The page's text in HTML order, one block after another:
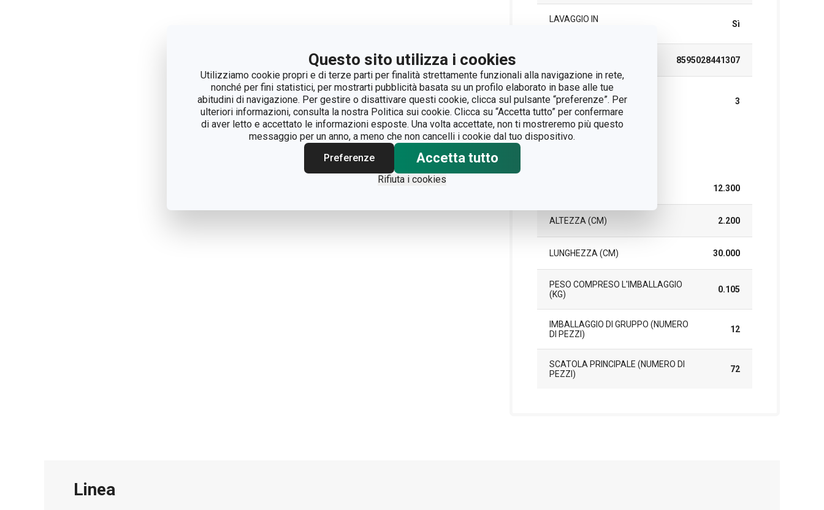
Questo sito utilizza i cookies
Utilizziamo cookie propri e di terze parti per finalità strettamente funzionali alla navigazione in rete,
nonché per fini statistici, per mostrarti pubblicità basata su un profilo elaborato in base alle tue
abitudini di navigazione. Per gestire o disattivare questi cookie, clicca sul pulsante “preferenze”. Per
ulteriori informazioni, consulta la nostra Politica sui cookie. Clicca su “Accetta tutto” per confermare
di aver letto e accettato le informazioni esposte. Una volta accettate, non ti mostreremo più questo
messaggio per un anno, a meno che non cancelli i cookie dal tuo dispositivo.
Preferenze
Accetta tutto
Rifiuta i cookies
LAVAGGIO IN
Sì
8595028441307
DURATA DELLA
GARANZIA (IN
ANNI)
3
12.300
ALTEZZA (CM) 2.200
LUNGHEZZA (CM) 30.000
PESO COMPRESO L'IMBALLAGGIO
(KG)
0.105
IMBALLAGGIO DI GRUPPO (NUMERO
DI PEZZI)
12
SCATOLA PRINCIPALE (NUMERO DI
PEZZI)
72
Linea